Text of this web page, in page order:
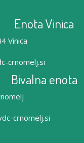
Enota Vinica
Vinica
crnomelj.si
Bivalna enota
crnomelj.si